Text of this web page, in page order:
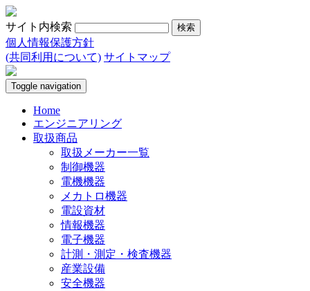
サイト内検索
個人情報保護方針
(共同利用について) サイトマップ
Toggle navigation
Home
エンジニアリング
取扱商品
取扱メーカー一覧
制御機器
電機機器
メカトロ機器
電設資材
情報機器
電子機器
計測・測定・検査機器
産業設備
安全機器